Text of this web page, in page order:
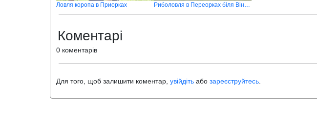
Ловля коропа в Приорках Риболовля в Переорках біля Вінниці
Коментарі
0 коментарів
Для того, щоб залишити коментар, увійдіть або зареєструйтесь